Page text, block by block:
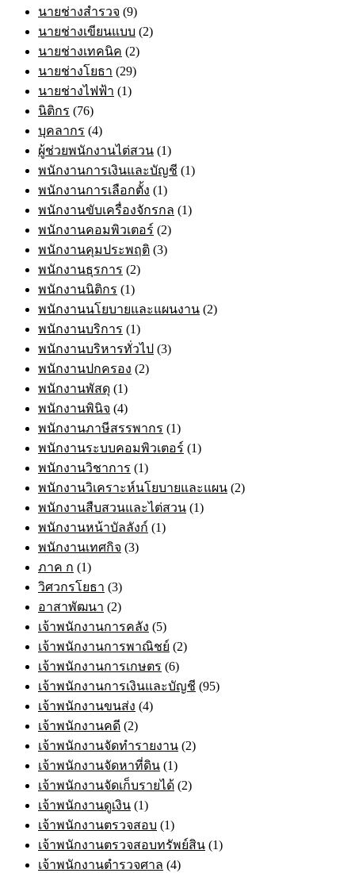
นายช่างสำรวจ (9)
นายช่างเขียนแบบ (2)
นายช่างเทคนิค (2)
นายช่างโยธา (29)
นายช่างไฟฟ้า (1)
นิติกร (76)
บุคลากร (4)
ผู้ช่วยพนักงานไต่สวน (1)
พนักงานการเงินและบัญชี (1)
พนักงานการเลือกตั้ง (1)
พนักงานขับเครื่องจักรกล (1)
พนักงานคอมพิวเตอร์ (2)
พนักงานคุมประพฤติ (3)
พนักงานธุรการ (2)
พนักงานนิติกร (1)
พนักงานนโยบายและแผนงาน (2)
พนักงานบริการ (1)
พนักงานบริหารทั่วไป (3)
พนักงานปกครอง (2)
พนักงานพัสดุ (1)
พนักงานพินิจ (4)
พนักงานภาษีสรรพากร (1)
พนักงานระบบคอมพิวเตอร์ (1)
พนักงานวิชาการ (1)
พนักงานวิเคราะห์นโยบายและแผน (2)
พนักงานสืบสวนและไต่สวน (1)
พนักงานหน้าบัลลังก์ (1)
พนักงานเทศกิจ (3)
ภาค ก (1)
วิศวกรโยธา (3)
อาสาพัฒนา (2)
เจ้าพนักงานการคลัง (5)
เจ้าพนักงานการพาณิชย์ (2)
เจ้าพนักงานการเกษตร (6)
เจ้าพนักงานการเงินและบัญชี (95)
เจ้าพนักงานขนส่ง (4)
เจ้าพนักงานคดี (2)
เจ้าพนักงานจัดทำรายงาน (2)
เจ้าพนักงานจัดหาที่ดิน (1)
เจ้าพนักงานจัดเก็บรายได้ (2)
เจ้าพนักงานดูเงิน (1)
เจ้าพนักงานตรวจสอบ (1)
เจ้าพนักงานตรวจสอบทรัพย์สิน (1)
เจ้าพนักงานตำรวจศาล (4)